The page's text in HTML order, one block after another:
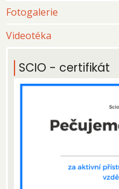
Fotogalerie
Videotéka
SCIO - certifikát